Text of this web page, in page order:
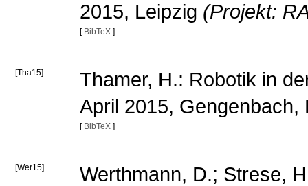
2015, Leipzig (Projekt:
[ BibTeX ]
[Tha15]
Thamer, H.: Robotik in
April 2015, Gengenbach,
[ BibTeX ]
[Wer15]
Werthmann, D.; Strese,